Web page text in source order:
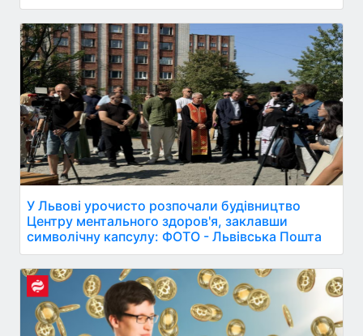
У Львові урочисто розпочали будівництво
Центру ментального здоров'я, заклавши
символічну капсулу: ФОТО - Львівська Пошта